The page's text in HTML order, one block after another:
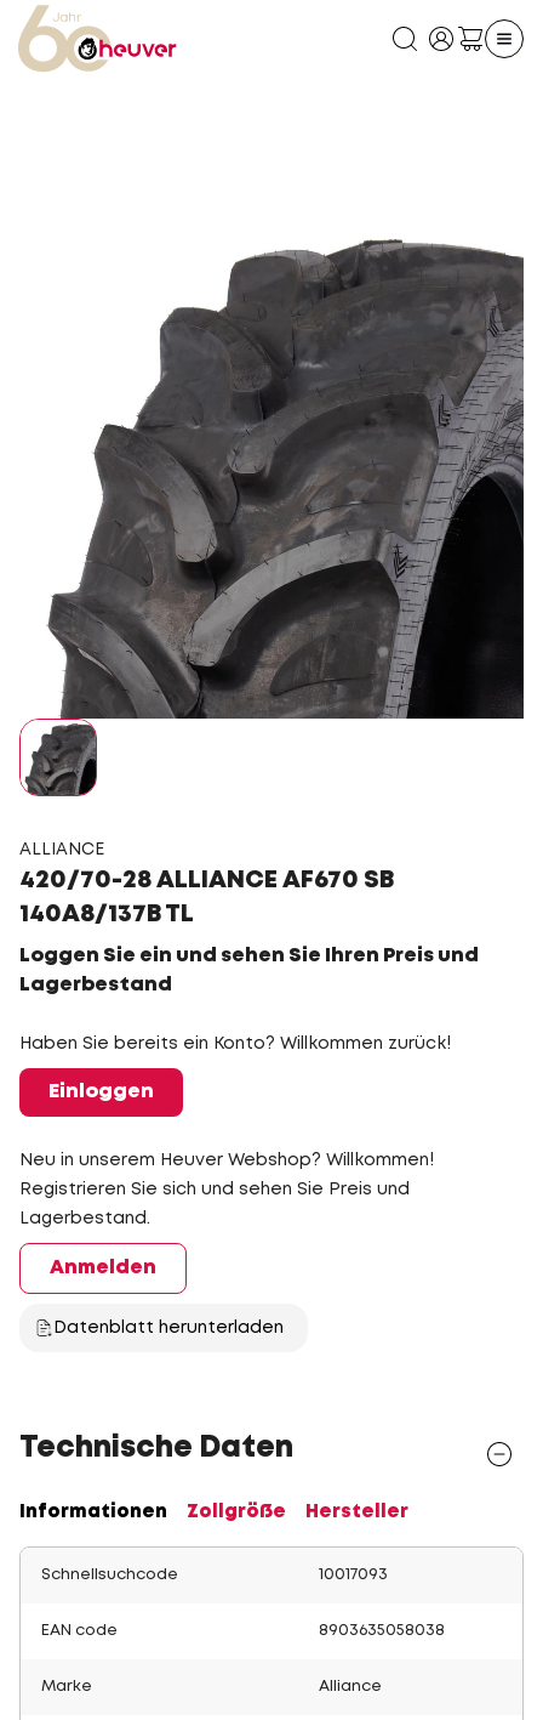
ALLIANCE
420/70-28 ALLIANCE AF670 SB
140A8/137B TL
Loggen Sie ein und sehen Sie Ihren Preis und
Lagerbestand
Haben Sie bereits ein Konto? Willkommen zurück!
Einloggen
Neu in unserem Heuver Webshop? Willkommen!
Registrieren Sie sich und sehen Sie Preis und
Lagerbestand.
Anmelden
Datenblatt herunterladen
Technische Daten
Informationen Zollgröße Hersteller
Schnellsuchcode 10017093
EAN code 8903635058038
Marke Alliance